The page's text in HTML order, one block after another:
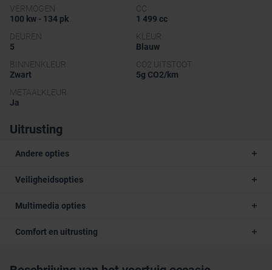
VERMOGEN
100 kw - 134 pk
CC
1 499 cc
DEUREN
5
KLEUR
Blauw
BINNENKLEUR
Zwart
CO2 UITSTOOT
5g CO2/km
METAALKLEUR
Ja
Uitrusting
Andere opties
Veiligheidsopties
Multimedia opties
Comfort en uitrusting